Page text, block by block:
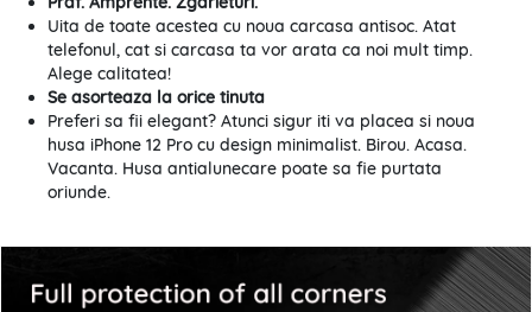
Uita de toate acestea cu noua carcasa antisoc. Atat
telefonul, cat si carcasa ta vor arata ca noi mult timp.
Alege calitatea!
Se asorteaza la orice tinuta
Preferi sa fii elegant? Atunci sigur iti va placea si noua
husa iPhone 12 Pro cu design minimalist. Birou. Acasa.
Vacanta. Husa antialunecare poate sa fie purtata
oriunde.